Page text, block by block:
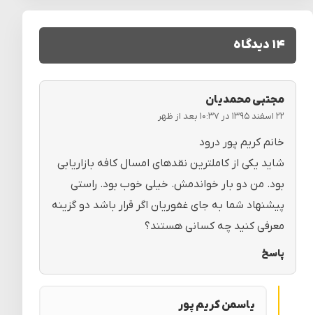
۱۴ دیدگاه
مجتبی محمدیان
۲۲ اسفند ۱۳۹۵ در ۱۰:۳۷ بعد از ظهر
خانم کریم پور درود
شاید یکی از کاملترین نقدهای امسال کافه بازاریابی
بود. من دو بار خواندمش. خیلی خوب بود. راستی
پیشنهاد شما به جای غفوریان اگر قرار باشد دو گزینه
معرفی کنید چه کسانی هستند؟
پاسخ
یاسمن کریم پور